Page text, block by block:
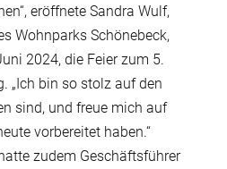
eröffnete Sandra Wulf,
Wohnparks Schönebeck,
2024, die Feier zum 5.
„Ich bin so stolz auf den
sind, und freue mich auf
vorbereitet haben.“
zudem Geschäftsführer